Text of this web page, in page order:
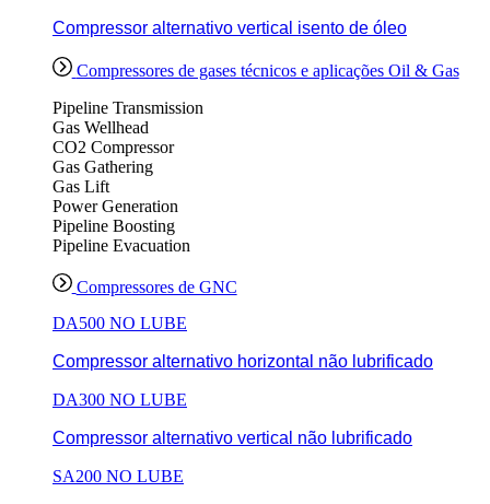
Compressor alternativo vertical isento de óleo
Compressores de gases técnicos e aplicações Oil & Gas
Pipeline Transmission
Gas Wellhead
CO2 Compressor
Gas Gathering
Gas Lift
Power Generation
Pipeline Boosting
Pipeline Evacuation
Compressores de GNC
DA500 NO LUBE
Compressor alternativo horizontal não lubrificado
DA300 NO LUBE
Compressor alternativo vertical não lubrificado
SA200 NO LUBE